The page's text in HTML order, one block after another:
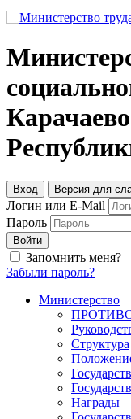
Вход Версия для
Логин или E-Mail
Пароль
Войти
Запомнить меня?
Забыли пароль?
Министерство
Структура
Награды